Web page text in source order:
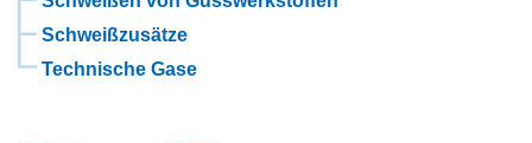
Schweißzusätze
Technische Gase